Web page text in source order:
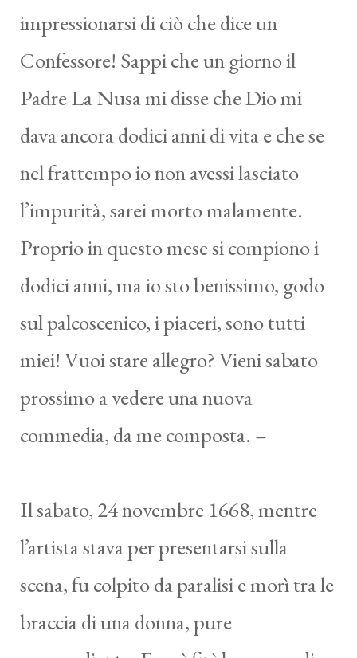
impressionarsi di ciò che dice un
Confessore! Sappi che un giorno il
Padre La Nusa mi disse che Dio mi
dava ancora dodici anni di vita e che se
nel frattempo io non avessi lasciato
l’impurità, sarei morto malamente.
Proprio in questo mese si compiono i
dodici anni, ma io sto benissimo, godo
sul palcoscenico, i piaceri, sono tutti
miei! Vuoi stare allegro? Vieni sabato
prossimo a vedere una nuova
commedia, da me composta. –
Il sabato, 24 novembre 1668, mentre
l’artista stava per presentarsi sulla
scena, fu colpito da paralisi e morì tra le
braccia di una donna, pure